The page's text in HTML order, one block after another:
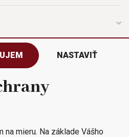
vyhradené © 2023
spol. s r.o.
NASTAVIŤ
na mieru. Na základe Vášho